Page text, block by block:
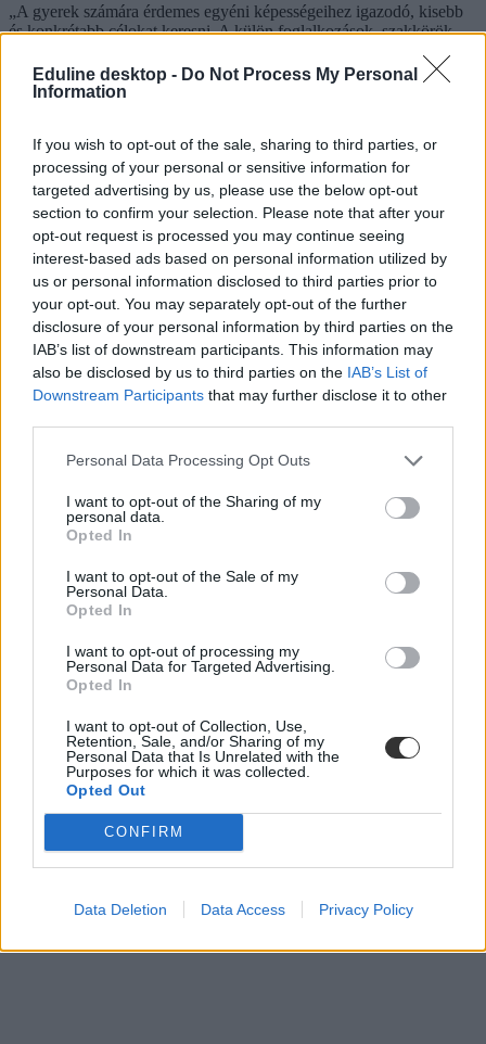
Eduline desktop - Do Not Process My Personal
Information
If you wish to opt-out of the sale, sharing to third parties, or
processing of your personal or sensitive information for
targeted advertising by us, please use the below opt-out
section to confirm your selection. Please note that after your
opt-out request is processed you may continue seeing
interest-based ads based on personal information utilized by
us or personal information disclosed to third parties prior to
your opt-out. You may separately opt-out of the further
disclosure of your personal information by third parties on the
IAB’s list of downstream participants. This information may
also be disclosed by us to third parties on the IAB’s List of
Downstream Participants that may further disclose it to other
Personal Data Processing Opt Outs
I want to opt-out of the Sharing of my
personal data.
Opted In
I want to opt-out of the Sale of my
Personal Data.
Opted In
I want to opt-out of processing my
Personal Data for Targeted Advertising.
Opted In
I want to opt-out of Collection, Use,
Retention, Sale, and/or Sharing of my
Personal Data that Is Unrelated with the
Purposes for which it was collected.
Opted Out
CONFIRM
Data Deletion Data Access Privacy Policy
„A gyerek számára érdemes egyéni képességeihez igazodó, kisebb
és konkrétabb célokat keresni. A külön foglalkozások, szakkörök
hiszen a gyerek érdeklődési köréhez kapcsolódik, és számos
sikerélményt adhat majd.”
Kíváncsiak voltunk arra is, hogyan lehet segíteni azokon a
gyerekeken, akik már augusztusban
szoronganak a szeptemberi
iskolakezdés miatt.
Budavári Eszter elmondása szerint fontos lehetőséget, teret adni a
gyereknek, hogy beszéljen az érzéseiről, ehhez pedig az kell, hogy
ítélkezésmentesen hallgassuk meg őt.
Segíthet az is, ha elképzeljük vele a pozitív oldalát az
iskolakezdésnek: milyen lesz újra találkozni a barátokkal, mit
csinálnak majd a szünetekben, milyen érzés lesz kedvenc tanóráján
részt venni, vagy újra látni a szeretett tanárait.
augusztusban elkezdhetjük a reggeli kelést és esti lefekvést az iskolai
hagyjuk, hogy a gyerek maga válasszon füzetet, tolltartót, így
tarthatunk, eljátszva, hogyan fog kinézni egy iskolai reggel és
ezek ellenére is erőteljes, és úgy érezzük, elhatalmasodott rajtunk a
probléma, akkor pedig érdemes gyermekpszichológushoz fordulni”
– tanácsolja Budavári Eszter.